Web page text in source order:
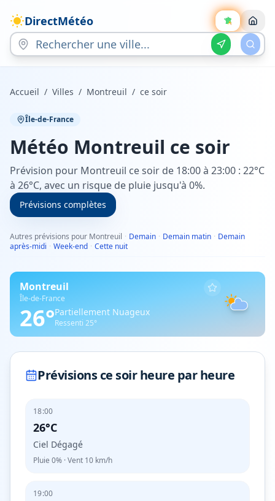
DirectMétéo
Accueil / Villes / Montreuil / ce soir
Île-de-France
Météo Montreuil ce soir
Prévision pour Montreuil ce soir de 18:00 à 23:00 : 22°C
à 26°C, avec un risque de pluie jusqu'à 0%.
Prévisions complètes
Autres prévisions pour Montreuil · Demain · Demain matin · Demain
après-midi · Week-end · Cette nuit
Montreuil
Île-de-France
26°Partiellement Nuageux
Ressenti 25°
Prévisions ce soir heure par heure
18:00
26°C
Ciel Dégagé
Pluie 0% · Vent 10 km/h
19:00